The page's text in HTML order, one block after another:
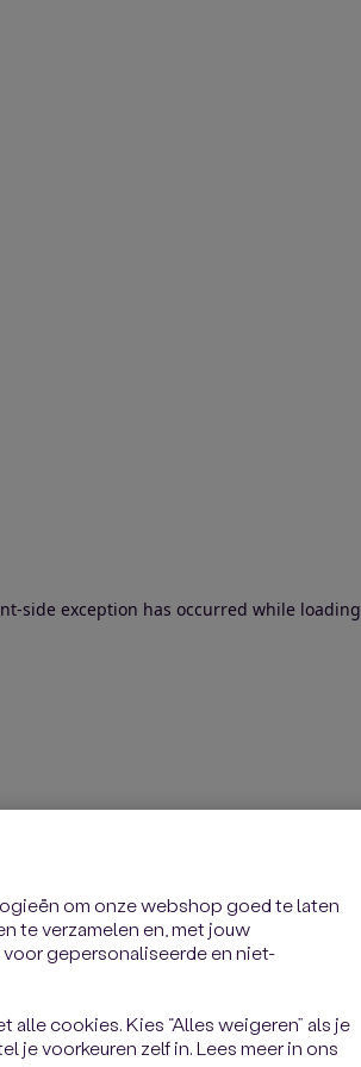
side exception has occurred while loading
om onze webshop goed te laten
te verzamelen en, met jouw
gepersonaliseerde en niet-
alle cookies. Kies “Alles weigeren” als je
je voorkeuren zelf in. Lees meer in ons